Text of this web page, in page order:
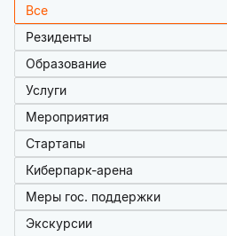
Все
Резиденты
Образование
Услуги
Мероприятия
Стартапы
Киберпарк-арена
Меры гос. поддержки
Экскурсии